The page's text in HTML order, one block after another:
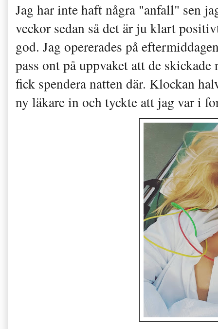
Jag har inte haft några "anfall" sen
veckor sedan så det är ju klart
god. Jag opererades på
pass ont på uppvaket att de
fick spendera natten där. Klockan
ny läkare in och tyckte att jag var i